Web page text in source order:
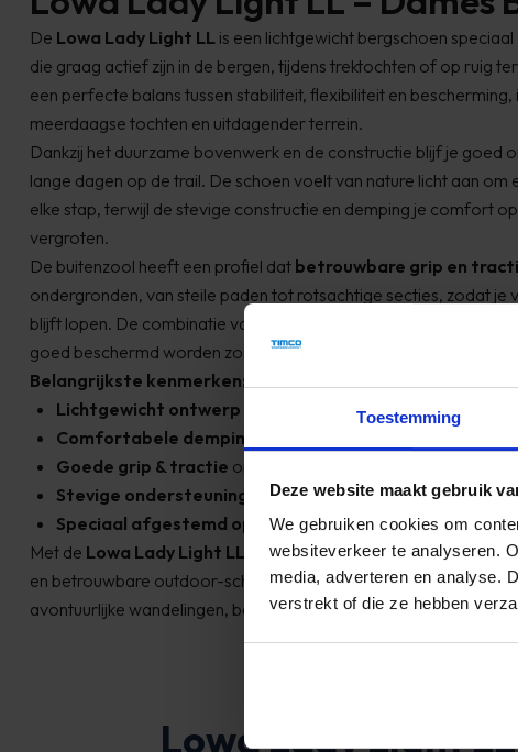
Toestemming
Deze website maakt gebruik
We gebruiken cookies om
websiteverkeer te analyseren.
media, adverteren en analyse.
verstrekt of die ze hebben
De Lowa Lady Light LL is een lichtgewicht bergschoen
die graag actief zijn in de bergen, tijdens trektochten of op ruig
een perfecte balans tussen stabiliteit, flexibiliteit en
meerdaagse tochten en uitdagender terrein.
Dankzij het duurzame bovenwerk en de constructie blijf je goed
lange dagen op de trail. De schoen voelt van nature licht aan om
elke stap, terwijl de stevige constructie en demping je comfort
vergroten.
De buitenzool heeft een profiel dat betrouwbare grip en
ondergronden, van steile paden tot rotsachtige secties, zodat
blijft lopen. De combinatie van ondersteuning en flexibiliteit zorgt
goed beschermd worden zonder dat je bewegingsvrijheid verliest.
Belangrijkste kenmerken:
Lichtgewicht ontwerp voor moeiteloos wandelen en
Comfortabele demping
Goede grip & tractie op diverse bergachtige terreinen
Stevige ondersteuning
voor stabiliteit bij uitdagend
Speciaal afgestemd op damesvoor een comfortabele
Met de Lowa Lady Light LL bergschoenkies je voor een
en betrouwbare outdoor-schoen, perfect voor dames die graag
avontuurlijke wandelingen, bergen en trekkingtochten.
een beetje
geleverd worden,
tussen 13:00
Onze eerste bestelling bij
Absolute
Lowa Lady Light